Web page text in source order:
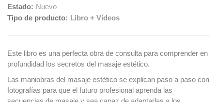
Estado: Nuevo
Tipo de producto: Libro + Vídeos
Este libro es una perfecta obra de consulta para comprender en
profundidad los secretos del masaje estético.
Las maniobras del masaje estético se explican paso a paso con
fotografías para que el futuro profesional aprenda las